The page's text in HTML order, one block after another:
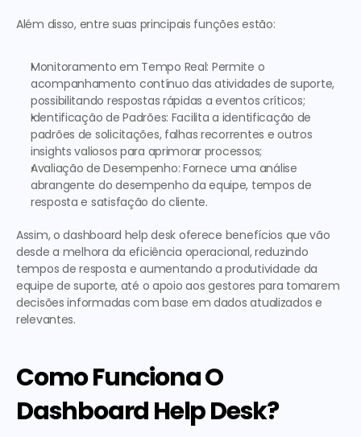
Além disso, entre suas principais funções estão:
Monitoramento em Tempo Real: Permite o
acompanhamento contínuo das atividades de suporte,
possibilitando respostas rápidas a eventos críticos;
Identificação de Padrões: Facilita a identificação de
padrões de solicitações, falhas recorrentes e outros
insights valiosos para aprimorar processos;
Avaliação de Desempenho: Fornece uma análise
abrangente do desempenho da equipe, tempos de
resposta e satisfação do cliente.
Assim, o dashboard help desk oferece benefícios que vão
desde a melhora da eficiência operacional, reduzindo
tempos de resposta e aumentando a produtividade da
equipe de suporte, até o apoio aos gestores para tomarem
decisões informadas com base em dados atualizados e
relevantes.
Como Funciona O
Dashboard Help Desk?